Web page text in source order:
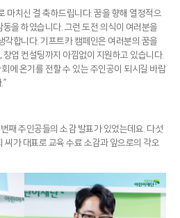
마치신 걸 축하드립니다. 꿈을 향해 열정적으
을 하였습니다. 그런 도전 의식이 여러분을
각합니다. 기프트카 캠페인은 여러분의 꿈을
업 컨설팅까지 아낌없이 지원하고 있습니다.
에 온기를 전할 수 있는 주인공이 되시길 바랍
째 주인공들의 소감 발표가 있었는데요. 다섯
씨가 대표로 교육 수료 소감과 앞으로의 각오